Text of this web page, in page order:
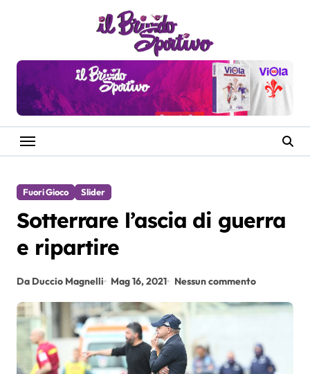
Fuori Gioco Slider
Sotterrare l’ascia di guerra
e ripartire
Da Duccio Magnelli Mag 16, 2021 Nessun commento